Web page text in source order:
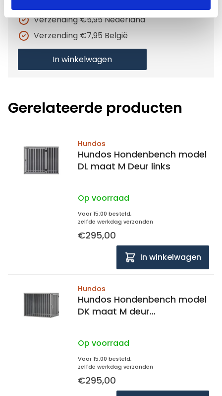
Verzending €5,95 Nederland
Verzending €7,95 België
In winkelwagen
Gerelateerde producten
Hundos
Hundos Hondenbench model
DL maat M Deur links
Op voorraad
Voor 15:00 besteld,
zelfde werkdag verzonden
€295,00
In winkelwagen
Hundos
Hundos Hondenbench model
DK maat M deur
Op voorraad
Voor 15:00 besteld,
zelfde werkdag verzonden
€295,00